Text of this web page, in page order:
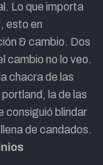
Lo que importa
esto en
& cambio. Dos
cambio no lo veo.
chacra de las
la de las
consiguió blindar
de candados.